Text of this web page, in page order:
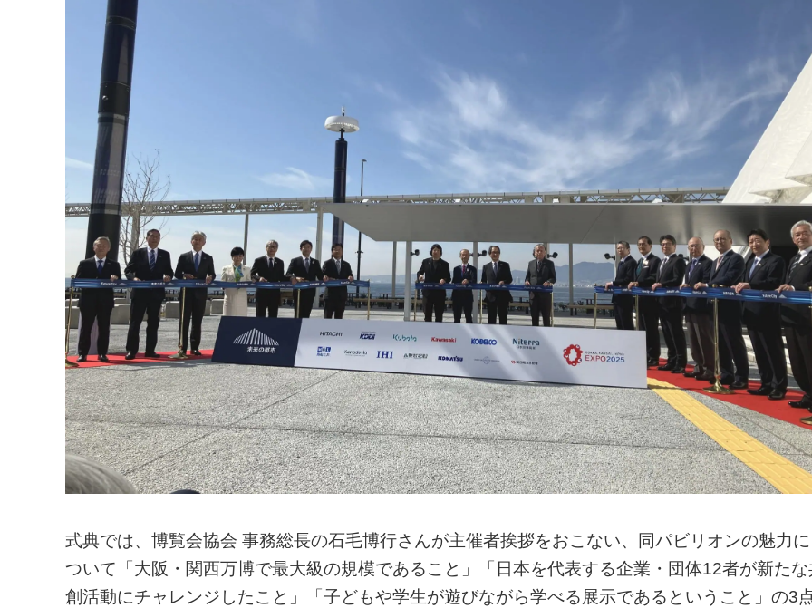
式典では、博覧会協会 事務総長の石毛博行さんが主催者挨拶をおこない、同パビリオンの魅力に
ついて「大阪・関西万博で最大級の規模であること」「日本を代表する企業・団体12者が新たな
創活動にチャレンジしたこと」「子どもや学生が遊びながら学べる展示であるということ」の3